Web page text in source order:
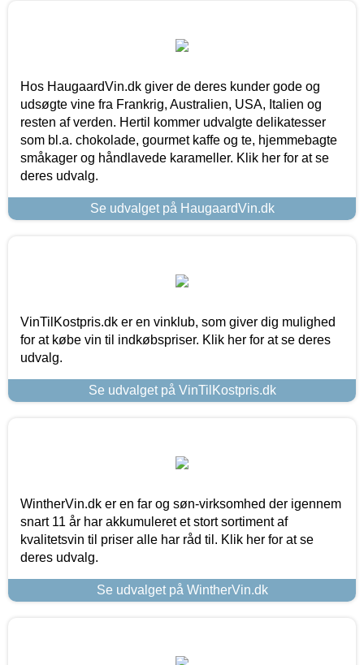
Hos HaugaardVin.dk giver de deres kunder gode og
udsøgte vine fra Frankrig, Australien, USA, Italien og
resten af verden. Hertil kommer udvalgte delikatesser
som bl.a. chokolade, gourmet kaffe og te, hjemmebagte
småkager og håndlavede karameller. Klik her for at se
deres udvalg.
Se udvalget på HaugaardVin.dk
VinTilKostpris.dk er en vinklub, som giver dig mulighed
for at købe vin til indkøbspriser. Klik her for at se deres
udvalg.
Se udvalget på VinTilKostpris.dk
WintherVin.dk er en far og søn-virksomhed der igennem
snart 11 år har akkumuleret et stort sortiment af
kvalitetsvin til priser alle har råd til. Klik her for at se
deres udvalg.
Se udvalget på WintherVin.dk